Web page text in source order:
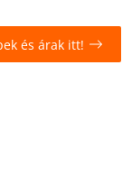
és árak itt!